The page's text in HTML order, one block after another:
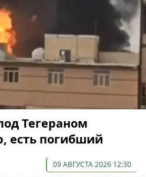
Тегераном
есть погибший
09 АВГУСТА 2026 12:30